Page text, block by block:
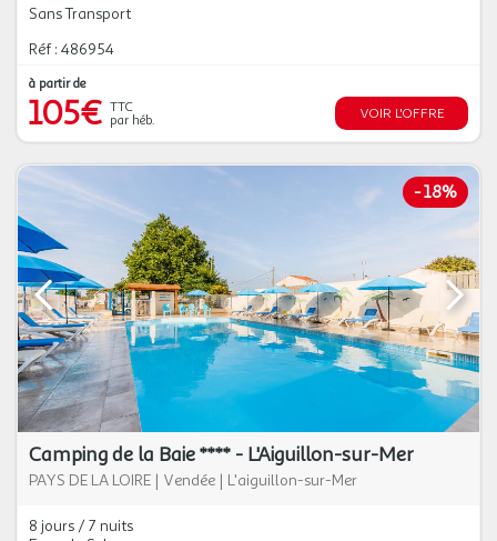
Sans Transport
Réf : 486954
à partir de
105€ TTC
par héb.
VOIR L'OFFRE
-18%
Camping de la Baie **** - L'Aiguillon-sur-Mer
PAYS DE LA LOIRE | Vendée | L'aiguillon-sur-Mer
8 jours / 7 nuits